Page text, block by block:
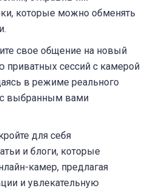
которые можно обменять
свое общение на новый
сессий с камерой
в режиме реального
с выбранным вами
для себя
и блоги, которые
камер, предлагая
и увлекательную